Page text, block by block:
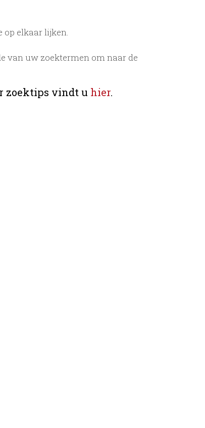
elkaar lijken.
van uw zoektermen om naar de
zoektips vindt u hier.